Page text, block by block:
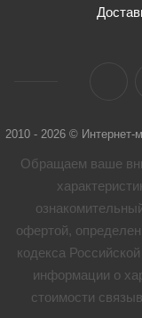
2010 - 2026 © Интернет-
Обращаем ваше
офертой,
кодекса
информации о
стоимости